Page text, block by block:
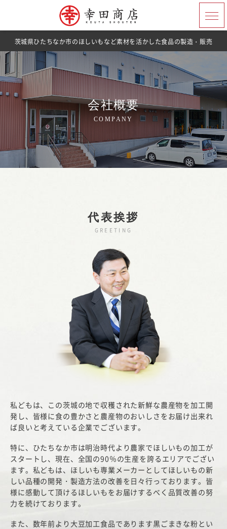
茨城県ひたちなか市のほしいもなど素材を活かした食品の製造・販売
会社概要
COMPANY
代表挨拶
GREETING
私どもは、この茨城の地で収穫された新鮮な農産物を加工開
発し、皆様に食の豊かさと農産物のおいしさをお届け出来れ
ば良いと考えている企業でございます。
特に、ひたちなか市は明治時代より農家でほしいもの加工が
スタートし、現在、全国の90％の生産を誇るエリアでござい
ます。私どもは、ほしいも専業メーカーとしてほしいもの新
しい品種の開発・製造方法の改善を日々行っております。皆
様に感動して頂けるほしいもをお届けするべく品質改善の努
力を続けております。
また、数年前より大豆加工食品であります黒ごまきな粉とい